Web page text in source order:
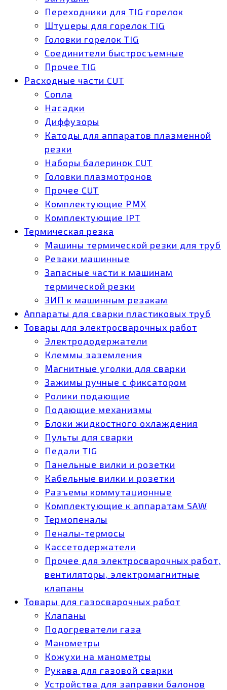
Переходники для TIG горелок
Штуцеры для горелок TIG
Головки горелок TIG
Соединители быстросъемные
Прочее TIG
Расходные части CUT
Сопла
Насадки
Диффузоры
Катоды для аппаратов плазменной
резки
Наборы балеринок CUT
Головки плазмотронов
Прочее CUT
Комплектующие РМХ
Комплектующие IPT
Термическая резка
Машины термической резки для труб
Резаки машинные
Запасные части к машинам
термической резки
ЗИП к машинным резакам
Аппараты для сварки пластиковых труб
Товары для электросварочных работ
Электрододержатели
Клеммы заземления
Магнитные уголки для сварки
Зажимы ручные с фиксатором
Ролики подающие
Подающие механизмы
Блоки жидкостного охлаждения
Пульты для сварки
Педали TIG
Панельные вилки и розетки
Кабельные вилки и розетки
Разъемы коммутационные
Комплектующие к аппаратам SAW
Термопеналы
Пеналы-термосы
Кассетодержатели
Прочее для электросварочных работ,
вентиляторы, электромагнитные
клапаны
Товары для газосварочных работ
Клапаны
Подогреватели газа
Манометры
Кожухи на манометры
Рукава для газовой сварки
Устройства для заправки балонов